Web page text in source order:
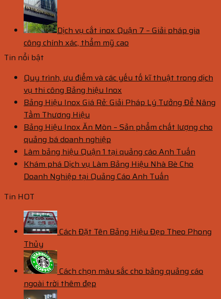
Dịch vụ cắt inox Quận 7 – Giải pháp gia
công chính xác, thẩm mỹ cao
Tin nổi bật
Quy trình, ưu điểm và các yếu tố kĩ thuật trong dịch
vụ thi công Bảng hiệu Inox
Bảng Hiệu Inox Giá Rẻ: Giải Pháp Lý Tưởng Để Nâng
Tầm Thương Hiệu
Bảng Hiệu Inox Ăn Mòn – Sản phẩm chất lượng cho
quảng bá doanh nghiệp
Làm bảng hiệu Quận 1 tại quảng cáo Anh Tuấn
Khám phá Dịch vụ Làm Bảng Hiệu Nhà Bè Cho
Doanh Nghiệp tại Quảng Cáo Anh Tuấn
Tin HOT
Cách Đặt Tên Bảng Hiệu Đẹp Theo Phong
Thủy
Cách chọn màu sắc cho bảng quảng cáo
ngoài trời thêm đẹp